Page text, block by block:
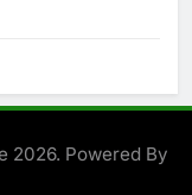
2026. Powered By